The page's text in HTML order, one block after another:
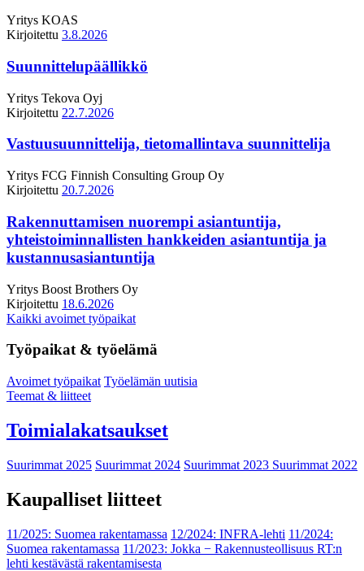
Yritys KOAS
Kirjoitettu 3.8.2026
Suunnittelupäällikkö
Yritys Tekova Oyj
Kirjoitettu 22.7.2026
Vastuusuunnittelija, tietomallintava suunnittelija
Yritys FCG Finnish Consulting Group Oy
Kirjoitettu 20.7.2026
Rakennuttamisen nuorempi asiantuntija,
yhteistoiminnallisten hankkeiden asiantuntija ja
kustannusasiantuntija
Yritys Boost Brothers Oy
Kirjoitettu 18.6.2026
Kaikki avoimet työpaikat
Työpaikat & työelämä
Avoimet työpaikat Työelämän uutisia
Teemat & liitteet
Toimialakatsaukset
Suurimmat 2025 Suurimmat 2024 Suurimmat 2023 Suurimmat 2022
Kaupalliset liitteet
11/2025: Suomea rakentamassa 12/2024: INFRA-lehti 11/2024:
Suomea rakentamassa 11/2023: Jokka − Rakennusteollisuus RT:n
lehti kestävästä rakentamisesta